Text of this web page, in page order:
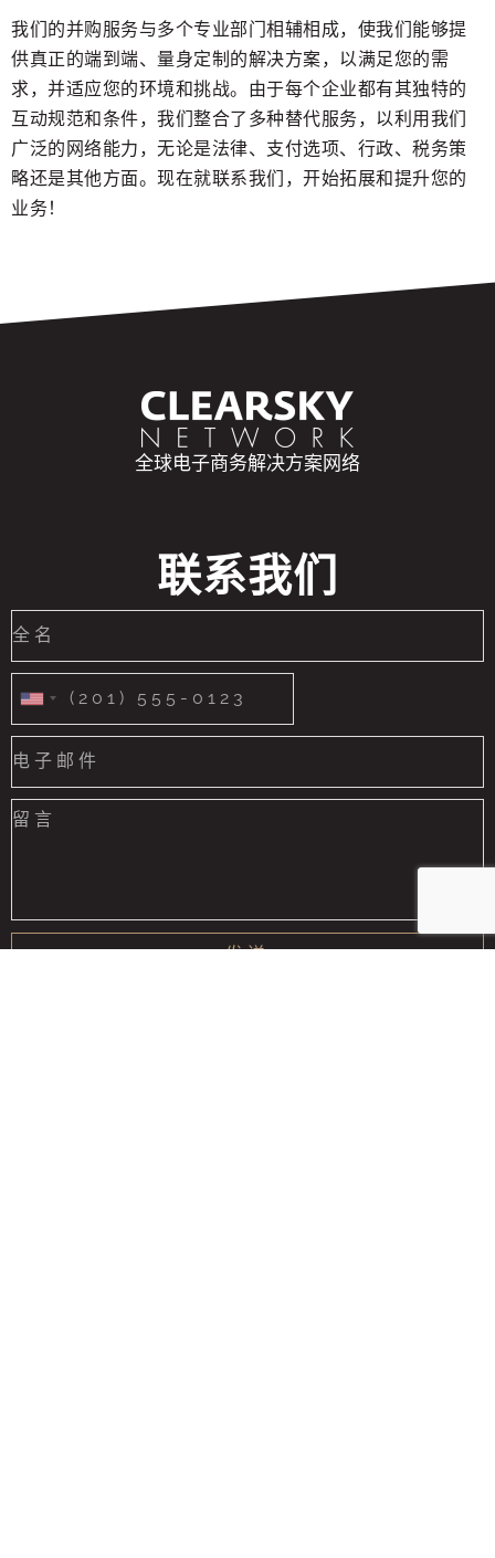
我们的并购服务与多个专业部门相辅相成，使我们能够提
供真正的端到端、量身定制的解决方案，以满足您的需
求，并适应您的环境和挑战。由于每个企业都有其独特的
互动规范和条件，我们整合了多种替代服务，以利用我们
广泛的网络能力，无论是法律、支付选项、行政、税务策
略还是其他方面。现在就联系我们，开始拓展和提升您的
业务！
全球电子商务解决方案网络
联系我们
United
States
+1
发送